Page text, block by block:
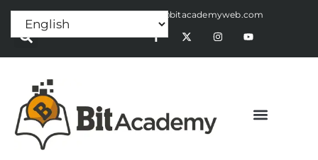
Press Release:alex@bitacademyweb.com